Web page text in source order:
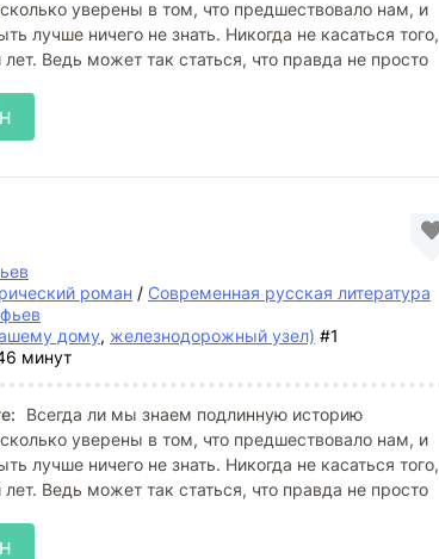
уверены в том, что предшествовало нам, и
лучше ничего не знать. Никогда не касаться того,
Ведь может так статься, что правда не просто
роман / Современная русская литература
дому, железнодорожный узел) #1
минут
Всегда ли мы знаем подлинную историю
уверены в том, что предшествовало нам, и
лучше ничего не знать. Никогда не касаться того,
Ведь может так статься, что правда не просто